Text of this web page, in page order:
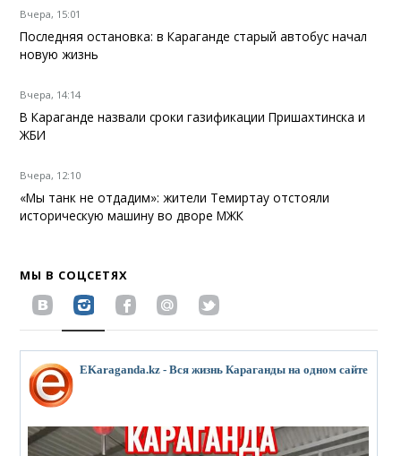
Вчера, 15:01
Последняя остановка: в Караганде старый автобус начал
новую жизнь
Вчера, 14:14
В Караганде назвали сроки газификации Пришахтинска и
ЖБИ
Вчера, 12:10
«Мы танк не отдадим»: жители Темиртау отстояли
историческую машину во дворе МЖК
МЫ В СОЦСЕТЯХ
EKaraganda.kz - Вся жизнь Караганды на одном сайте